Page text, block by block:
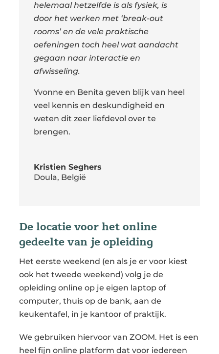
helemaal hetzelfde is als fysiek, is
door het werken met ‘break-out
rooms’ en de vele praktische
oefeningen toch heel wat aandacht
gegaan naar interactie en
afwisseling.
Yvonne en Benita geven blijk van heel
veel kennis en deskundigheid en
weten dit zeer liefdevol over te
brengen.
Kristien Seghers
Doula, België
De locatie voor het online
gedeelte van je opleiding
Het eerste weekend (en als je er voor kiest
ook het tweede weekend) volg je de
opleiding online op je eigen laptop of
computer, thuis op de bank, aan de
keukentafel, in je kantoor of praktijk.
We gebruiken hiervoor van ZOOM. Het is een
heel fijn online platform dat voor iedereen